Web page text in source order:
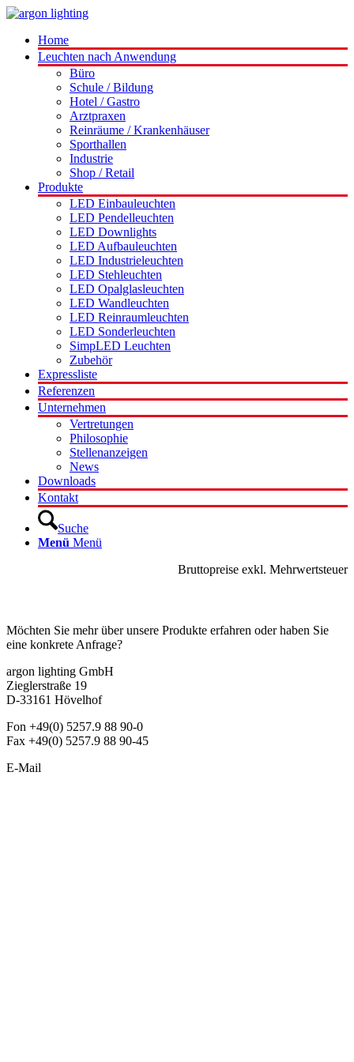
Home
Leuchten nach Anwendung
Büro
Schule / Bildung
Hotel / Gastro
Arztpraxen
Reinräume / Krankenhäuser
Sporthallen
Industrie
Shop / Retail
Produkte
LED Einbauleuchten
LED Pendelleuchten
LED Downlights
LED Aufbauleuchten
LED Industrieleuchten
LED Stehleuchten
LED Opalglasleuchten
LED Wandleuchten
LED Reinraumleuchten
LED Sonderleuchten
SimpLED Leuchten
Zubehör
Expressliste
Referenzen
Unternehmen
Vertretungen
Philosophie
Stellenanzeigen
News
Downloads
Kontakt
Suche
Menü Menü
Bruttopreise exkl. Mehrwertsteuer
Möchten Sie mehr über unsere Produkte erfahren oder haben Sie
eine konkrete Anfrage?
argon lighting GmbH
Zieglerstraße 19
D-33161 Hövelhof
Fon +49(0) 5257.9 88 90-0
Fax +49(0) 5257.9 88 90-45
E-Mail